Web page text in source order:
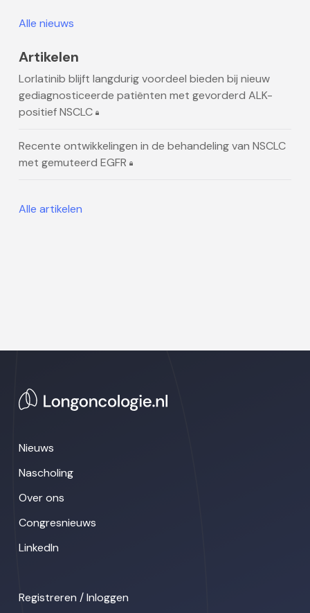
Alle nieuws
Artikelen
Lorlatinib blijft langdurig voordeel bieden bij nieuw
gediagnosticeerde patiënten met gevorderd ALK-
positief NSCLC
Recente ontwikkelingen in de behandeling van NSCLC
met gemuteerd EGFR
Alle artikelen
Nieuws
Nascholing
Over ons
Congresnieuws
LinkedIn
Registreren / Inloggen